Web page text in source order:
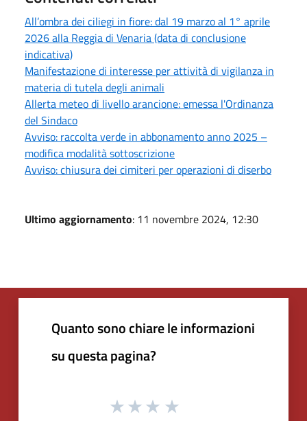
All’ombra dei ciliegi in fiore: dal 19 marzo al 1° aprile
2026 alla Reggia di Venaria (data di conclusione
indicativa)
Manifestazione di interesse per attività di vigilanza in
materia di tutela degli animali
Allerta meteo di livello arancione: emessa l'Ordinanza
del Sindaco
Avviso: raccolta verde in abbonamento anno 2025 –
modifica modalità sottoscrizione
Avviso: chiusura dei cimiteri per operazioni di diserbo
Ultimo aggiornamento: 11 novembre 2024, 12:30
Quanto sono chiare le informazioni
su questa pagina?